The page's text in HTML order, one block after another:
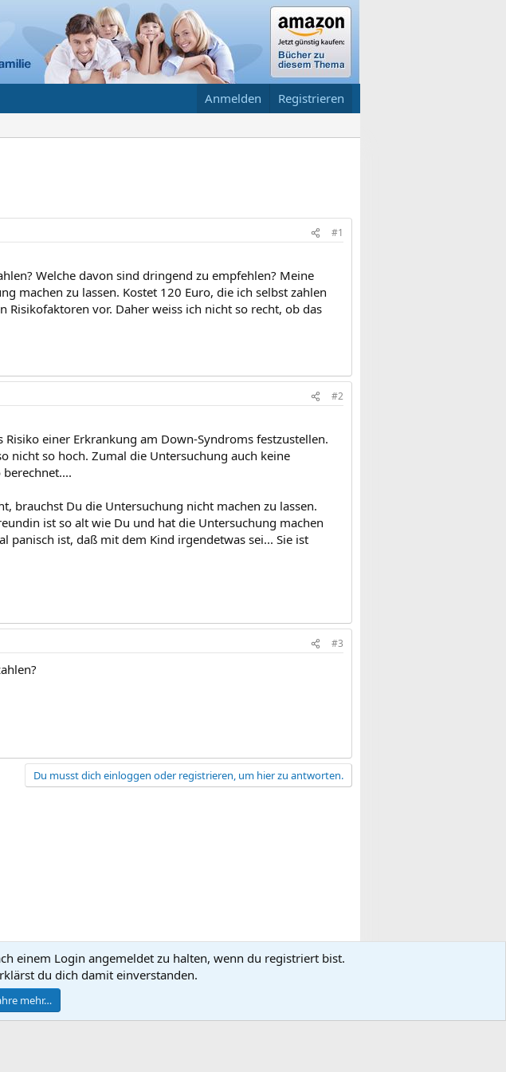
Anmelden Registrieren
#1
Welche davon sind dringend zu empfehlen? Meine
machen zu lassen. Kostet 120 Euro, die ich selbst zahlen
vor. Daher weiss ich nicht so recht, ob das
#2
einer Erkrankung am Down-Syndroms festzustellen.
nicht so hoch. Zumal die Untersuchung auch keine
brauchst Du die Untersuchung nicht machen zu lassen.
ist so alt wie Du und hat die Untersuchung machen
panisch ist, daß mit dem Kind irgendetwas sei... Sie ist
#3
Du musst dich einloggen oder registrieren, um hier zu antworten.
Kontakt Nutzungsbedingungen Datenschutz
2026 XenForo Ltd.
einem Login angemeldet zu halten, wenn du registriert bist.
du dich damit einverstanden.
mehr…